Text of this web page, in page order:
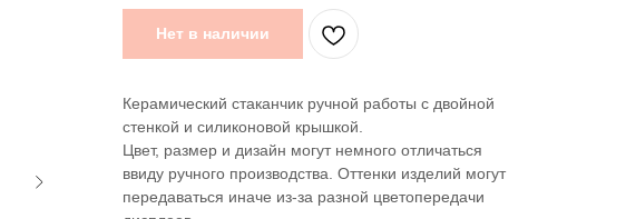
Нет в наличии
Керамический стаканчик ручной работы с двойной
стенкой и силиконовой крышкой.
Цвет, размер и дизайн могут немного отличаться
ввиду ручного производства. Оттенки изделий могут
передаваться иначе из-за разной цветопередачи